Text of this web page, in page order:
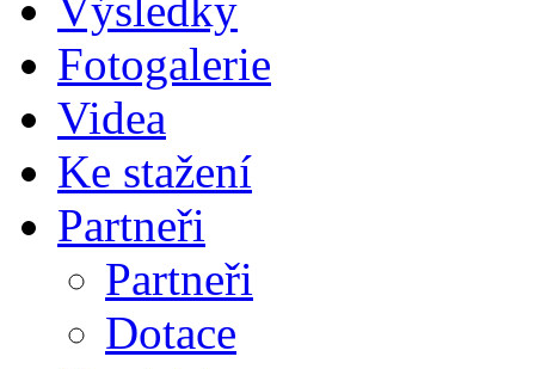
Fotogalerie
Videa
Ke stažení
Partneři
Partneři
Dotace